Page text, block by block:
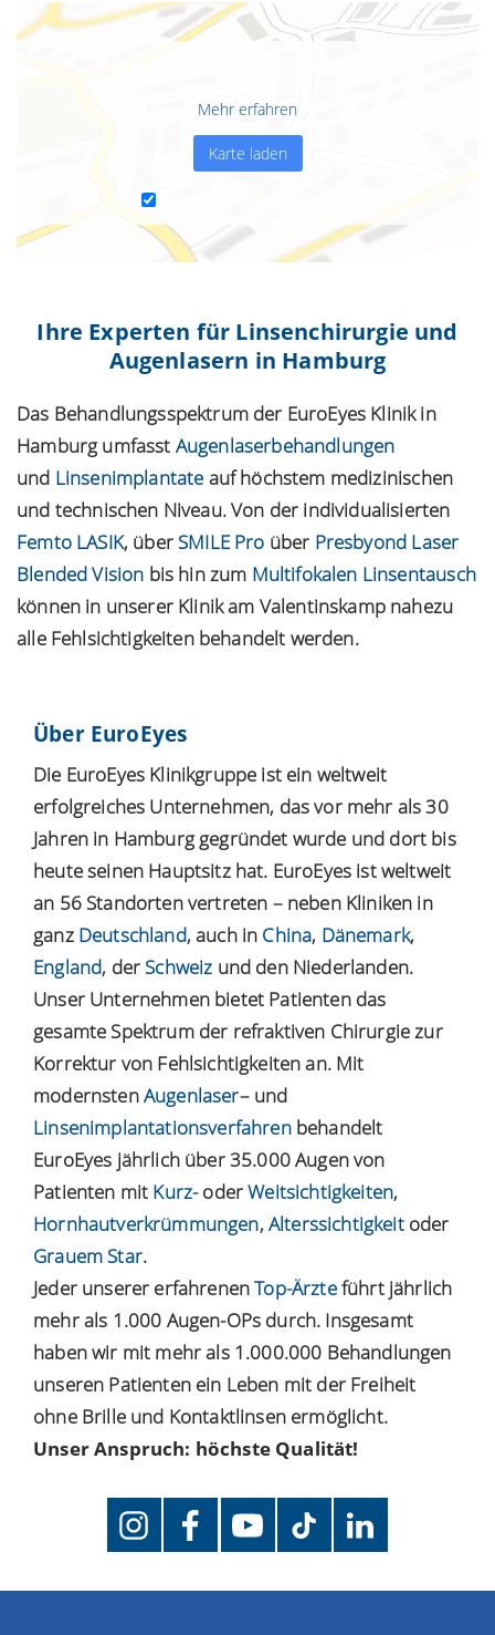
Mehr erfahren
Karte laden
Ihre Experten für Linsenchirurgie und
Augenlasern in Hamburg
Das Behandlungsspektrum der EuroEyes Klinik in
Hamburg umfasst Augenlaserbehandlungen
und Linsenimplantate auf höchstem medizinischen
und technischen Niveau. Von der individualisierten
Femto LASIK, über SMILE Pro über Presbyond Laser
Blended Vision bis hin zum Multifokalen Linsentausch
können in unserer Klinik am Valentinskamp nahezu
alle Fehlsichtigkeiten behandelt werden.
Über EuroEyes
Die EuroEyes Klinikgruppe ist ein weltweit
erfolgreiches Unternehmen, das vor mehr als 30
Jahren in Hamburg gegründet wurde und dort bis
heute seinen Hauptsitz hat. EuroEyes ist weltweit
an 56 Standorten vertreten – neben Kliniken in
ganz Deutschland, auch in China, Dänemark,
England, der Schweiz und den Niederlanden.
Unser Unternehmen bietet Patienten das
gesamte Spektrum der refraktiven Chirurgie zur
Korrektur von Fehlsichtigkeiten an. Mit
modernstenAugenlaser– und
Linsenimplantationsverfahrenbehandelt
EuroEyes jährlich über 35.000 Augen von
Patienten mit Kurz-oderWeitsichtigkeiten,
Hornhautverkrümmungen,Alterssichtigkeitoder
Grauem Star.
Jeder unserer erfahrenenTop-Ärzteführt jährlich
mehr als 1.000 Augen-OPs durch. Insgesamt
haben wir mit mehr als 1.000.000 Behandlungen
unseren Patienten ein Leben mit der Freiheit
ohne Brille und Kontaktlinsen ermöglicht.
Unser Anspruch: höchste Qualität!